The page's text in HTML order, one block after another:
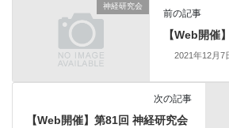
神経研究会
前の記事
【Web開催
2021年12月7
次の記事
【Web開催】第81回 神経研究会